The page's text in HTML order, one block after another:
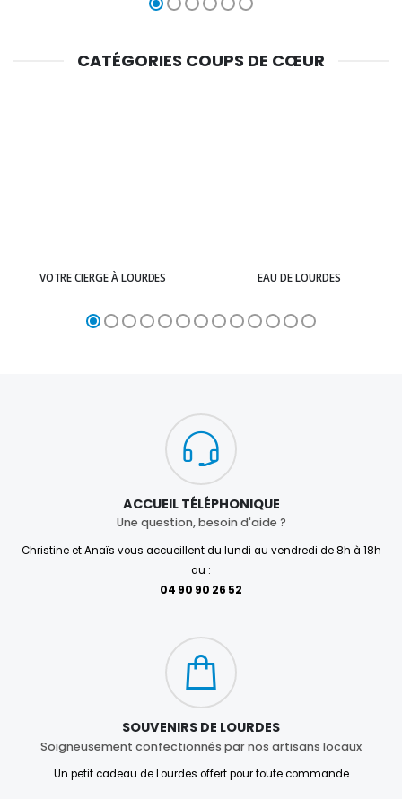
CATÉGORIES COUPS DE CŒUR
VOTRE CIERGE À LOURDES EAU DE LOURDES
ACCUEIL TÉLÉPHONIQUE
Une question, besoin d'aide ?
Christine et Anaïs vous accueillent du lundi au vendredi de 8h à 18h
au :
04 90 90 26 52
SOUVENIRS DE LOURDES
Soigneusement confectionnés par nos artisans locaux
Un petit cadeau de Lourdes offert pour toute commande